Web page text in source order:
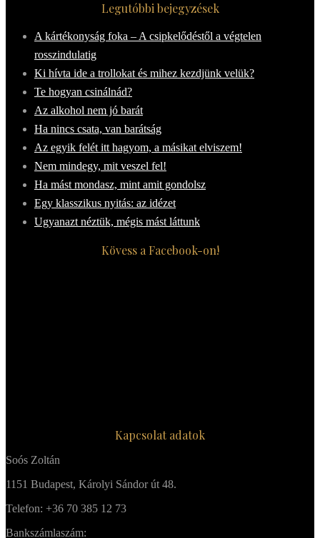
Legutóbbi bejegyzések
A kártékonyság foka – A csipkelődéstől a végtelen
rosszindulatig
Ki hívta ide a trollokat és mihez kezdjünk velük?
Te hogyan csinálnád?
Az alkohol nem jó barát
Ha nincs csata, van barátság
Az egyik felét itt hagyom, a másikat elviszem!
Nem mindegy, mit veszel fel!
Ha mást mondasz, mint amit gondolsz
Egy klasszikus nyitás: az idézet
Ugyanazt néztük, mégis mást láttunk
Kövess a Facebook-on!
Kapcsolat adatok
Soós Zoltán
1151 Budapest, Károlyi Sándor út 48.
Telefon: +36 70 385 12 73
Bankszámlaszám: